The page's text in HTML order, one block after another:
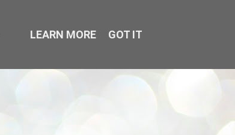
LEARN MORE GOT IT